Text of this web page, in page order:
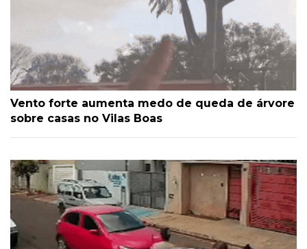
Vento forte aumenta medo de queda de árvore
sobre casas no Vilas Boas